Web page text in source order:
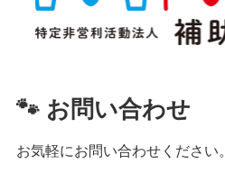
🐾 お問い合わせ
お気軽にお問い合わせください。